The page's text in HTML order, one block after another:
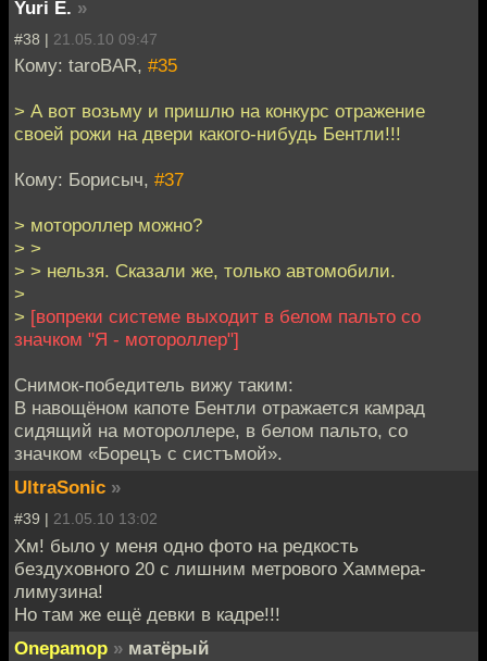
Yuri E. »
#38 | 21.05.10 09:47
Кому: taroBAR, #35
> А вот возьму и пришлю на конкурс отражение
своей рожи на двери какого-нибудь Бентли!!!
Кому: Борисыч, #37
> мотороллер можно?
> >
> > нельзя. Сказали же, только автомобили.
>
> [вопреки системе выходит в белом пальто со
значком "Я - мотороллер"]
Снимок-победитель вижу таким:
В навощёном капоте Бентли отражается камрад
сидящий на мотороллере, в белом пальто, со
значком «Борецъ с систъмой».
UltraSonic »
#39 | 21.05.10 13:02
Хм! было у меня одно фото на редкость
бездуховного 20 с лишним метрового Хаммера-
лимузина!
Но там же ещё девки в кадре!!!
Onepamop » матёрый